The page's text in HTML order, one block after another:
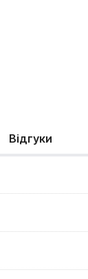
Відгуки